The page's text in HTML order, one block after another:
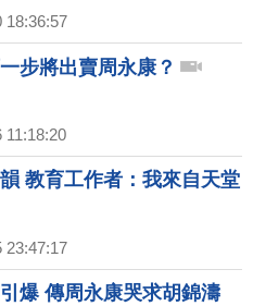
18:36:57
步將出賣周永康？
11:18:20
教育工作者：我來自天堂
23:47:17
爆 傳周永康哭求胡錦濤